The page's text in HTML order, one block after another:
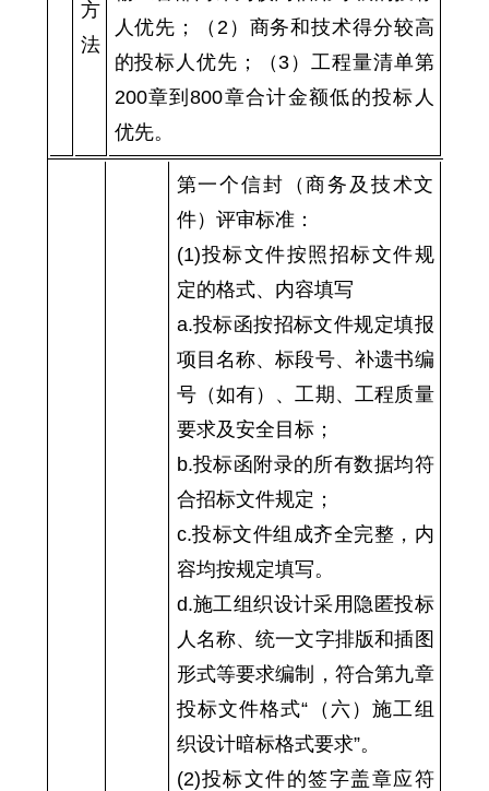
方
法
人优先；（2）商务和技术得分较高
的投标人优先；（3）工程量清单第
200章到800章合计金额低的投标人
优先。
第一个信封（商务及技术文
件）评审标准：
(1)投标文件按照招标文件规
定的格式、内容填写
a.投标函按招标文件规定填报
项目名称、标段号、补遗书编
号（如有）、工期、工程质量
要求及安全目标；
b.投标函附录的所有数据均符
合招标文件规定；
c.投标文件组成齐全完整，内
容均按规定填写。
d.施工组织设计采用隐匿投标
人名称、统一文字排版和插图
形式等要求编制，符合第九章
投标文件格式“（六）施工组
织设计暗标格式要求”。
(2)投标文件的签字盖章应符